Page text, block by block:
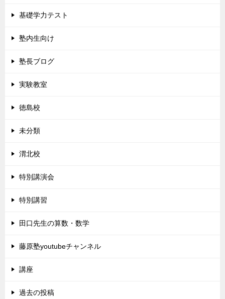
基礎学力テスト
塾内生向け
塾長ブログ
実験教室
徳島校
未分類
渭北校
特別講演会
特別講習
田口先生の算数・数学
藤原塾youtubeチャンネル
講座
過去の投稿